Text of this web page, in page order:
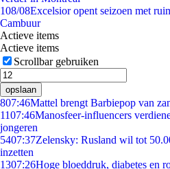
108/08Excelsior opent seizoen met
Cambuur
Actieve items
Actieve items
Scrollbar gebruiken
opslaan
807:46Mattel brengt Barbiepop van
1107:46Manosfeer-influencers
jongeren
5407:37Zelensky: Rusland wil tot
inzetten
1307:26Hoge bloeddruk, diabetes en